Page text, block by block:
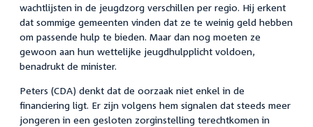
wachtlijsten in de jeugdzorg verschillen per regio. Hij erkent
dat sommige gemeenten vinden dat ze te weinig geld hebben
om passende hulp te bieden. Maar dan nog moeten ze
gewoon aan hun wettelijke jeugdhulpplicht voldoen,
benadrukt de minister.
Peters (CDA) denkt dat de oorzaak niet enkel in de
financiering ligt. Er zijn volgens hem signalen dat steeds meer
jongeren in een gesloten zorginstelling terechtkomen in